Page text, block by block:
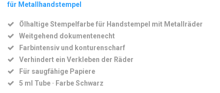
für Metallhandstempel
Ölhaltige Stempelfarbe für Handstempel mit Metallräder
Weitgehend dokumentenecht
Farbintensiv und konturenscharf
Verhindert ein Verkleben der Räder
Für saugfähige Papiere
5 ml Tube · Farbe Schwarz